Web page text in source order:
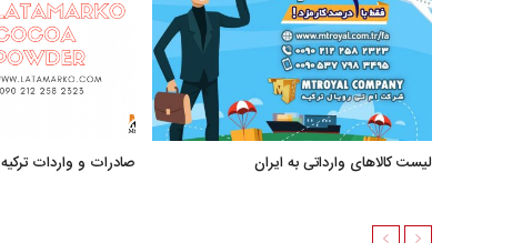
لیست کالاهای وارداتی به ایران صادرات و واردات ترکیه